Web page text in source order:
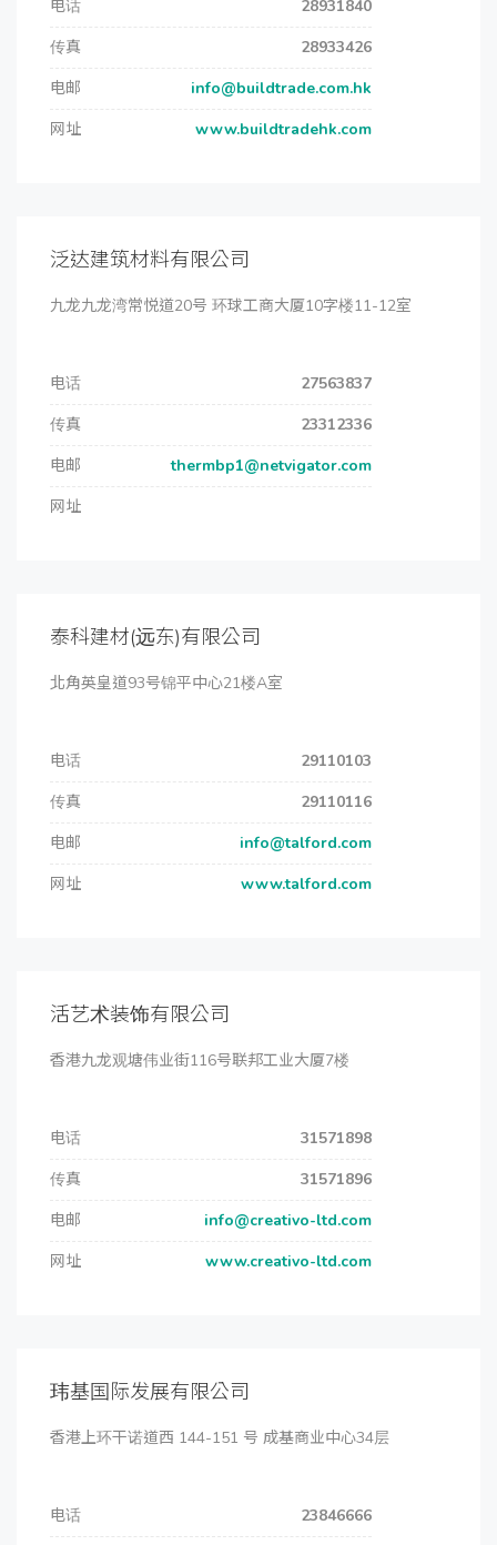
电话
28931840
传真
28933426
电邮
info@buildtrade.com.hk
网址
www.buildtradehk.com
泛达建筑材料有限公司
九龙九龙湾常悦道20号 环球工商大厦10字楼11-12室
电话
27563837
传真
23312336
电邮
thermbp1@netvigator.com
网址
泰科建材(远东)有限公司
北角英皇道93号锦平中心21楼A室
电话
29110103
传真
29110116
电邮
info@talford.com
网址
www.talford.com
活艺术装饰有限公司
香港九龙观塘伟业街116号联邦工业大厦7楼
电话
31571898
传真
31571896
电邮
info@creativo-ltd.com
网址
www.creativo-ltd.com
玮基国际发展有限公司
香港上环干诺道西 144-151 号 成基商业中心34层
电话
23846666